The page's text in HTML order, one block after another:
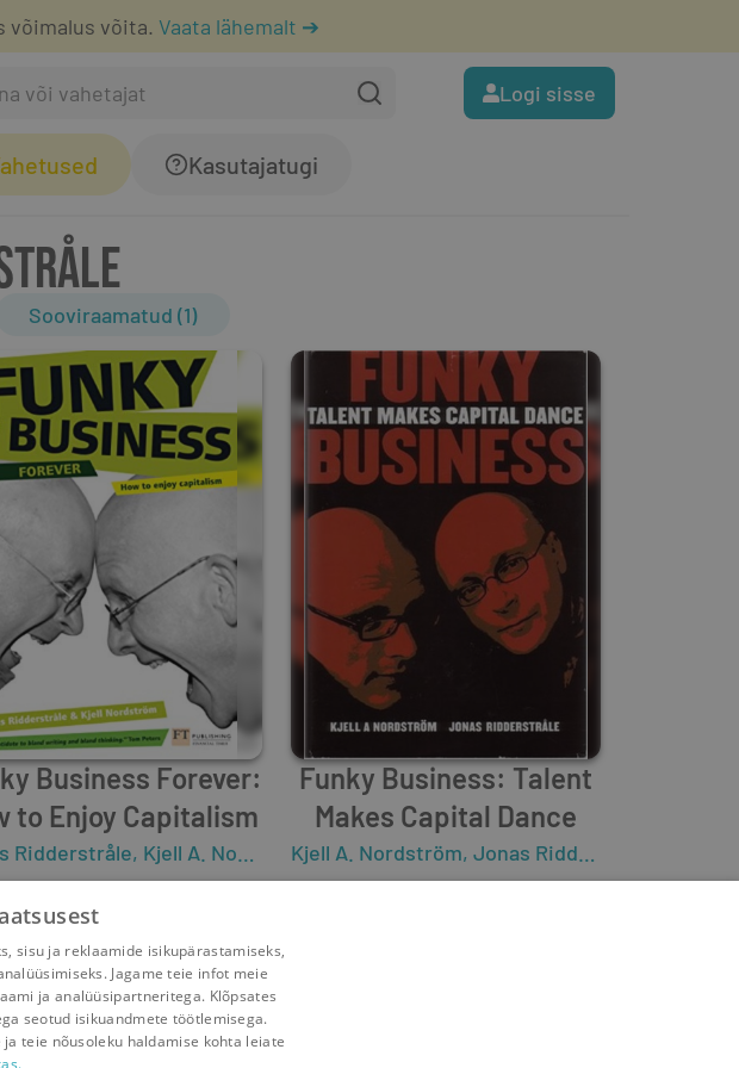
võimalus võita. Vaata lähemalt ➔
Logi sisse
Kasutajatugi
Sooviraamatud (1)
Business Forever:
to Enjoy Capitalism
Ridderstråle, Kjell A. Nordström
Funky Business: Talent
Makes Capital Dance
Kjell A. Nordström, Jonas Ridderstråle
sisu ja reklaamide isikupärastamiseks,
Jagame teie infot meie
ja analüüsipartneritega. Klõpsates
seotud isikuandmete töötlemisega.
teie nõusoleku haldamise kohta leiate